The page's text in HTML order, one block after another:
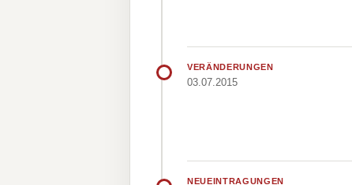
VERÄNDERUNGEN
03.07.2015
NEUEINTRAGUNGEN